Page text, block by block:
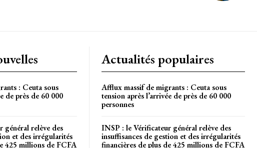
: Ceuta sous
de près de 60 000
général relève des
et des irrégularités
425 millions de FCFA
Actualités populaires
Afflux massif de migrants : Ceuta sous
tension après l’arrivée de près de 60 000
personnes
INSP : le Vérificateur général relève des
insuffisances de gestion et des irrégularités
financières de plus de 425 millions de FCFA